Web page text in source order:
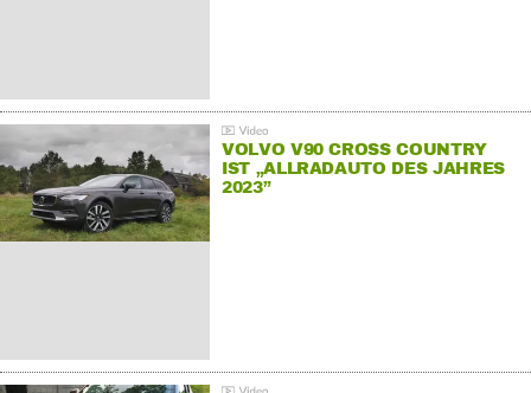
VOLVO V90 CROSS COUNTRY
IST „ALLRADAUTO DES JAHRES
2023”